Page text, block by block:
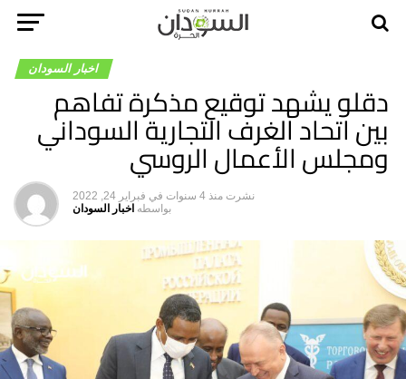
اخبار السودان
دقلو يشهد توقيع مذكرة تفاهم
بين اتحاد الغرف التجارية السوداني
ومجلس الأعمال الروسي
نشرت منذ 4 سنوات في فبراير 24, 2022
بواسطه اخبار السودان